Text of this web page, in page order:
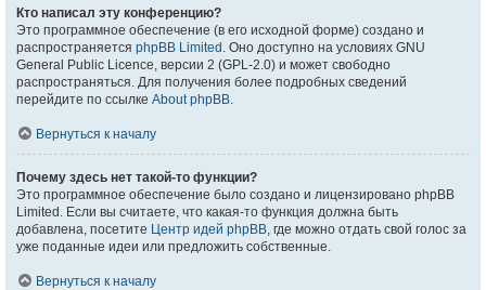
Кто написал эту конференцию?
Это программное обеспечение (в его исходной форме) создано и
распространяется phpBB Limited . Оно доступно на условиях GNU
General Public Licence, версии 2 (GPL-2.0) и может свободно
распространяться. Для получения более подробных сведений
перейдите по ссылке About phpBB.
Вернуться к началу
Почему здесь нет такой-то функции?
Это программное обеспечение было создано и лицензировано phpBB
Limited. Если вы считаете, что какая-то функция должна быть
добавлена, посетите Центр идей phpBB, где можно отдать свой голос за
уже поданные идеи или предложить собственные.
Вернуться к началу